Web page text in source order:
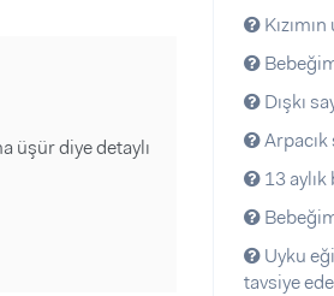
üşür diye detaylı
Dışkı
13
Uyku
tavsiye